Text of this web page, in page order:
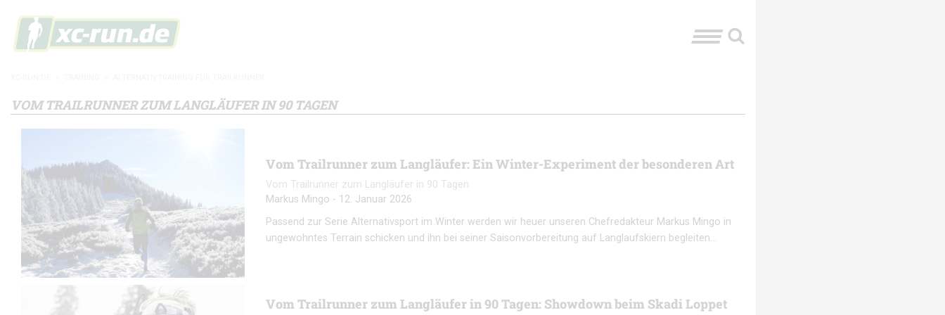
VOM TRAILRUNNER ZUM LANGLÄUFER IN 90 TAGEN
Vom Trailrunner zum Langläufer: Ein Winter-Experiment der besonderen Art
Vom Trailrunner zum Langläufer in 90 Tagen
Markus Mingo - 12. Januar 2026
Passend zur Serie Alternativsport im Winter werden wir heuer unseren Chefredakteur Markus Mingo in
ungewohntes Terrain schicken und ihn bei seiner Saisonvorbereitung auf Langlaufskiern begleiten…
Vom Trailrunner zum Langläufer in 90 Tagen: Showdown beim Skadi Loppet